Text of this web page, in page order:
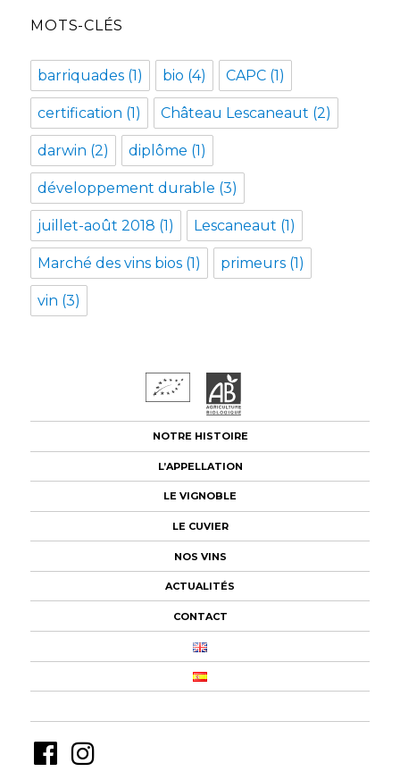
MOTS-CLÉS
barriquades (1) bio (4) CAPC (1)
certification (1) Château Lescaneaut (2)
darwin (2) diplôme (1)
développement durable (3)
juillet-août 2018 (1) Lescaneaut (1)
Marché des vins bios (1) primeurs (1)
vin (3)
NOTRE HISTOIRE
L’APPELLATION
LE VIGNOBLE
LE CUVIER
NOS VINS
ACTUALITÉS
CONTACT
Facebook